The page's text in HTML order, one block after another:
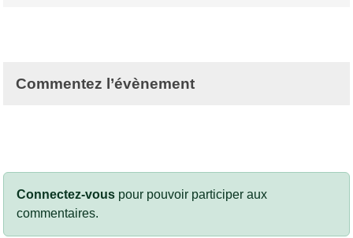
Commentez l’évènement
Connectez-vous pour pouvoir participer aux
commentaires.